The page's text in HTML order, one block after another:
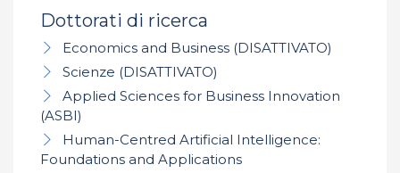
Dottorati di ricerca
Economics and Business (DISATTIVATO)
Scienze (DISATTIVATO)
Applied Sciences for Business Innovation
(ASBI)
Human-Centred Artificial Intelligence:
Foundations and Applications